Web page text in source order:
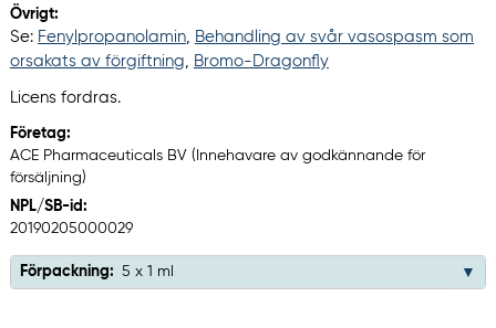
Övrigt:
Se: Fenylpropanolamin, Behandling av svår vasospasm som
orsakats av förgiftning, Bromo-Dragonfly
Licens fordras.
Företag:
ACE Pharmaceuticals BV (Innehavare av godkännande för
försäljning)
NPL/SB-id:
20190205000029
Förpackning: 5 x 1 ml